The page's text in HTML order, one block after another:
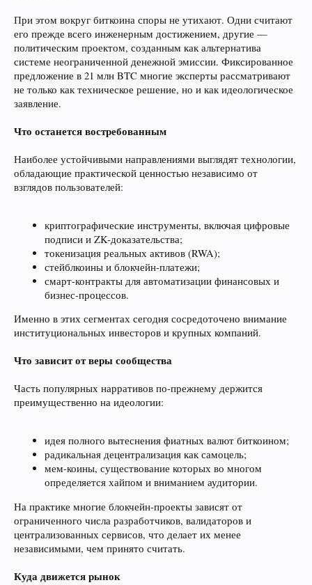
При этом вокруг биткоина споры не утихают. Одни считают
его прежде всего инженерным достижением, другие —
политическим проектом, созданным как альтернатива
системе неограниченной денежной эмиссии. Фиксированное
предложение в 21 млн BTC многие эксперты рассматривают
не только как техническое решение, но и как идеологическое
заявление.
Что останется востребованным
Наиболее устойчивыми направлениями выглядят технологии,
обладающие практической ценностью независимо от
взглядов пользователей:
криптографические инструменты, включая цифровые
подписи и ZK-доказательства;
токенизация реальных активов (RWA);
стейблкоины и блокчейн-платежи;
смарт-контракты для автоматизации финансовых и
бизнес-процессов.
Именно в этих сегментах сегодня сосредоточено внимание
институциональных инвесторов и крупных компаний.
Что зависит от веры сообщества
Часть популярных нарративов по-прежнему держится
преимущественно на идеологии:
идея полного вытеснения фиатных валют биткоином;
радикальная децентрализация как самоцель;
мем-коины, существование которых во многом
определяется хайпом и вниманием аудитории.
На практике многие блокчейн-проекты зависят от
ограниченного числа разработчиков, валидаторов и
централизованных сервисов, что делает их менее
независимыми, чем принято считать.
Куда движется рынок